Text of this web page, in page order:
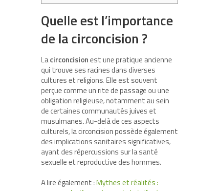
Quelle est l’importance
de la circoncision ?
Lacirconcisionest une pratique ancienne
qui trouve ses racines dans diverses
cultures et religions. Elle est souvent
perçue comme un rite de passage ou une
obligation religieuse, notamment au sein
de certaines communautés juives et
musulmanes. Au-delà de ces aspects
culturels, la circoncision possède également
des implications sanitaires significatives,
ayant des répercussions sur la santé
sexuelle et reproductive des hommes.
A lire également :Mythes et réalités :